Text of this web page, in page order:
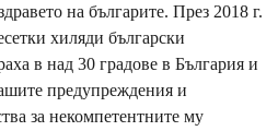
на българите. През 2018 г.
хиляди български
в над 30 градове в България и
предупреждения и
за некомпетентните му